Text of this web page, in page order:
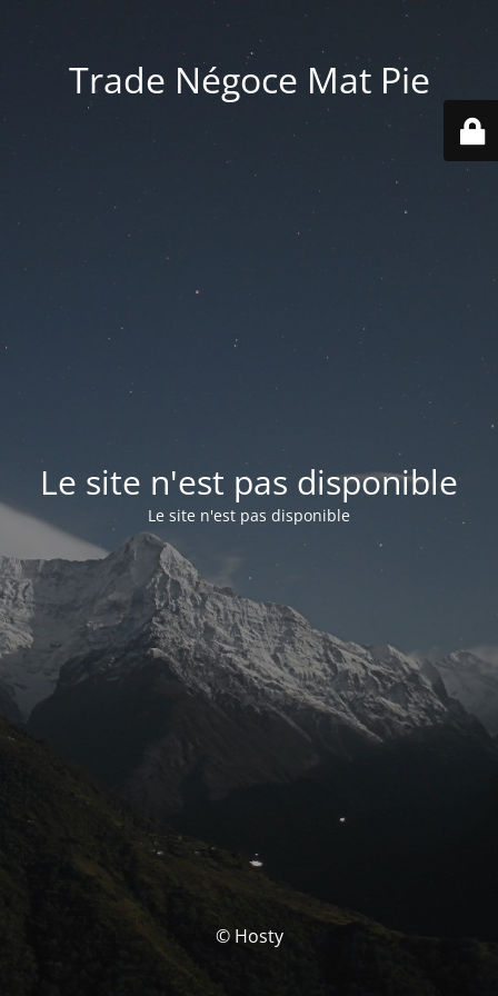
Trade Négoce Mat Pie
Le site n'est pas disponible
Le site n'est pas disponible
© Hosty